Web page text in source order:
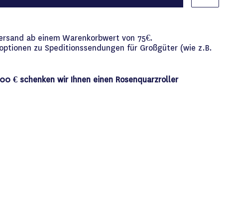
ab einem Warenkorbwert von 75€.
zu Speditionssendungen für Großgüter (wie z.B.
€ schenken wir Ihnen einen Rosenquarzroller